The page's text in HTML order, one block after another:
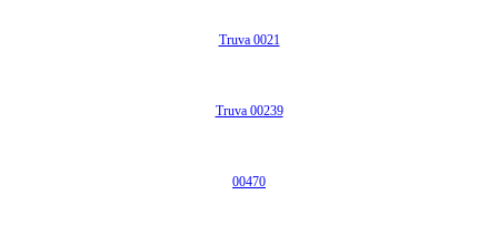
Truva 0021
Truva 00239
00470